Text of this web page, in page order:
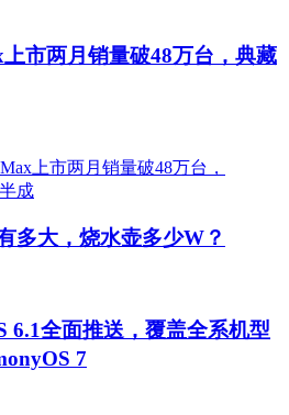
市两月销量破48万台，典藏
多大，烧水壶多少W？
6.1全面推送，覆盖全系机型
7